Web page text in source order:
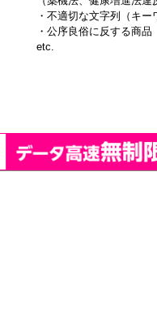
・不適切な文字列（キー
・公序良俗に反する商品
etc.